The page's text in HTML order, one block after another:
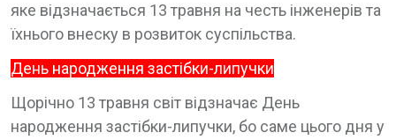
яке відзначається 13 травня на честь інженерів та
їхнього внеску в розвиток суспільства.
День народження застібки-липучки
Щорічно 13 травня світ відзначає День
народження застібки-липучки, бо саме цього дня у